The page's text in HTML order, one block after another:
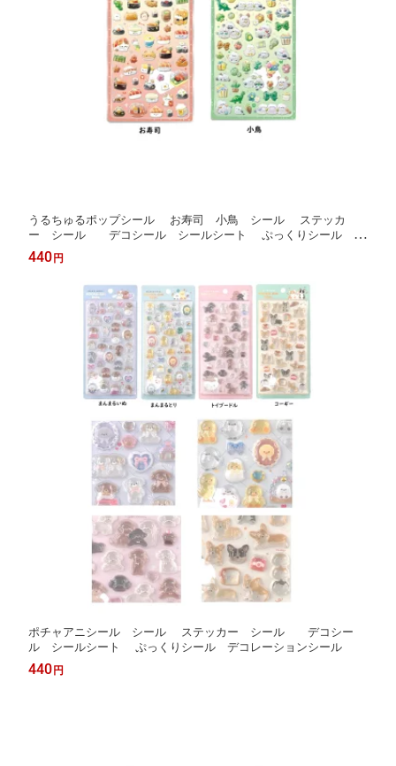
うるちゅるポップシール お寿司 小鳥 シール ステッカ
ー シール デコシール シールシート ぷっくりシール デ
コレーションシール うるちゅるシール
440 円
ポチャアニシール シール ステッカー シール デコシー
ル シールシート ぷっくりシール デコレーションシール
440 円